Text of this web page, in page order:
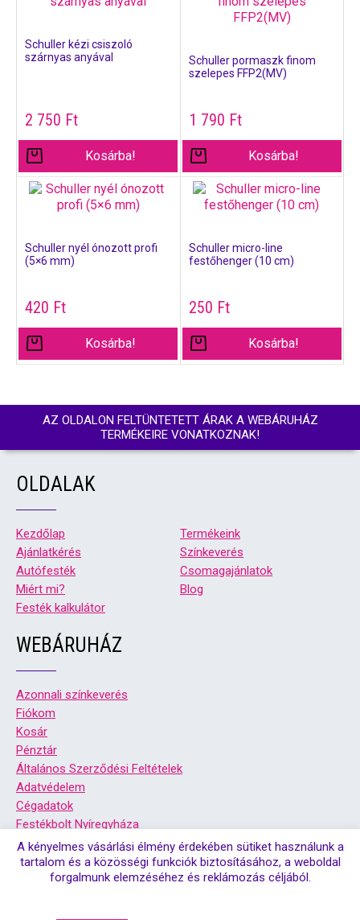
Schuller kézi csiszoló
szárnyas anyával
2 750 Ft
Kosárba!
Schuller pormaszk finom
szelepes FFP2(MV)
1 790 Ft
Kosárba!
Schuller nyél ónozott profi
(5×6 mm)
420 Ft
Kosárba!
Schuller micro-line
festőhenger (10 cm)
250 Ft
Kosárba!
AZ OLDALON FELTÜNTETETT ÁRAK A WEBÁRUHÁZ
TERMÉKEIRE VONATKOZNAK!
OLDALAK
Kezdőlap
Termékeink
Ajánlatkérés
Színkeverés
Autófesték
Csomagajánlatok
Miért mi?
Blog
Festék kalkulátor
WEBÁRUHÁZ
Azonnali színkeverés
Fiókom
Kosár
Pénztár
Általános Szerződési Feltételek
Adatvédelem
Cégadatok
Festékbolt Nyíregyháza
Festékbolt Debrecen
© Copyright 2026. Színsziget festékbolt debrecen, és
A kényelmes vásárlási élmény érdekében sütiket használunk a
tartalom és a közösségi funkciók biztosításához, a weboldal
forgalmunk elemzéséhez és reklámozás céljából.